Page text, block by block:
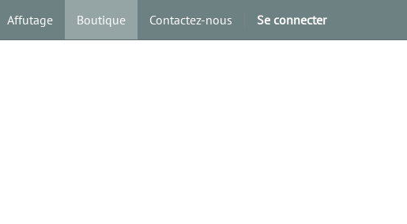
Affutage Boutique Contactez-nous Se connecter